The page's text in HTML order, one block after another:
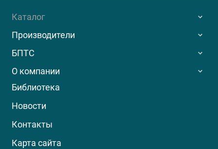
Каталог
Производители
БПТС
О компании
Библиотека
Новости
Контакты
Карта сайта